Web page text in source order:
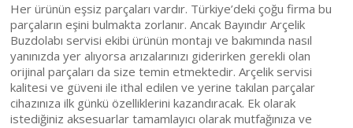
Her ürünün eşsiz parçaları vardır. Türkiye’deki çoğu firma bu
parçaların eşini bulmakta zorlanır. Ancak Bayındır Arçelik
Buzdolabı servisi ekibi ürünün montajı ve bakımında nasıl
yanınızda yer alıyorsa arızalarınızı giderirken gerekli olan
orijinal parçaları da size temin etmektedir. Arçelik servisi
kalitesi ve güveni ile ithal edilen ve yerine takılan parçalar
cihazınıza ilk günkü özelliklerini kazandıracak. Ek olarak
istediğiniz aksesuarlar tamamlayıcı olarak mutfağınıza ve